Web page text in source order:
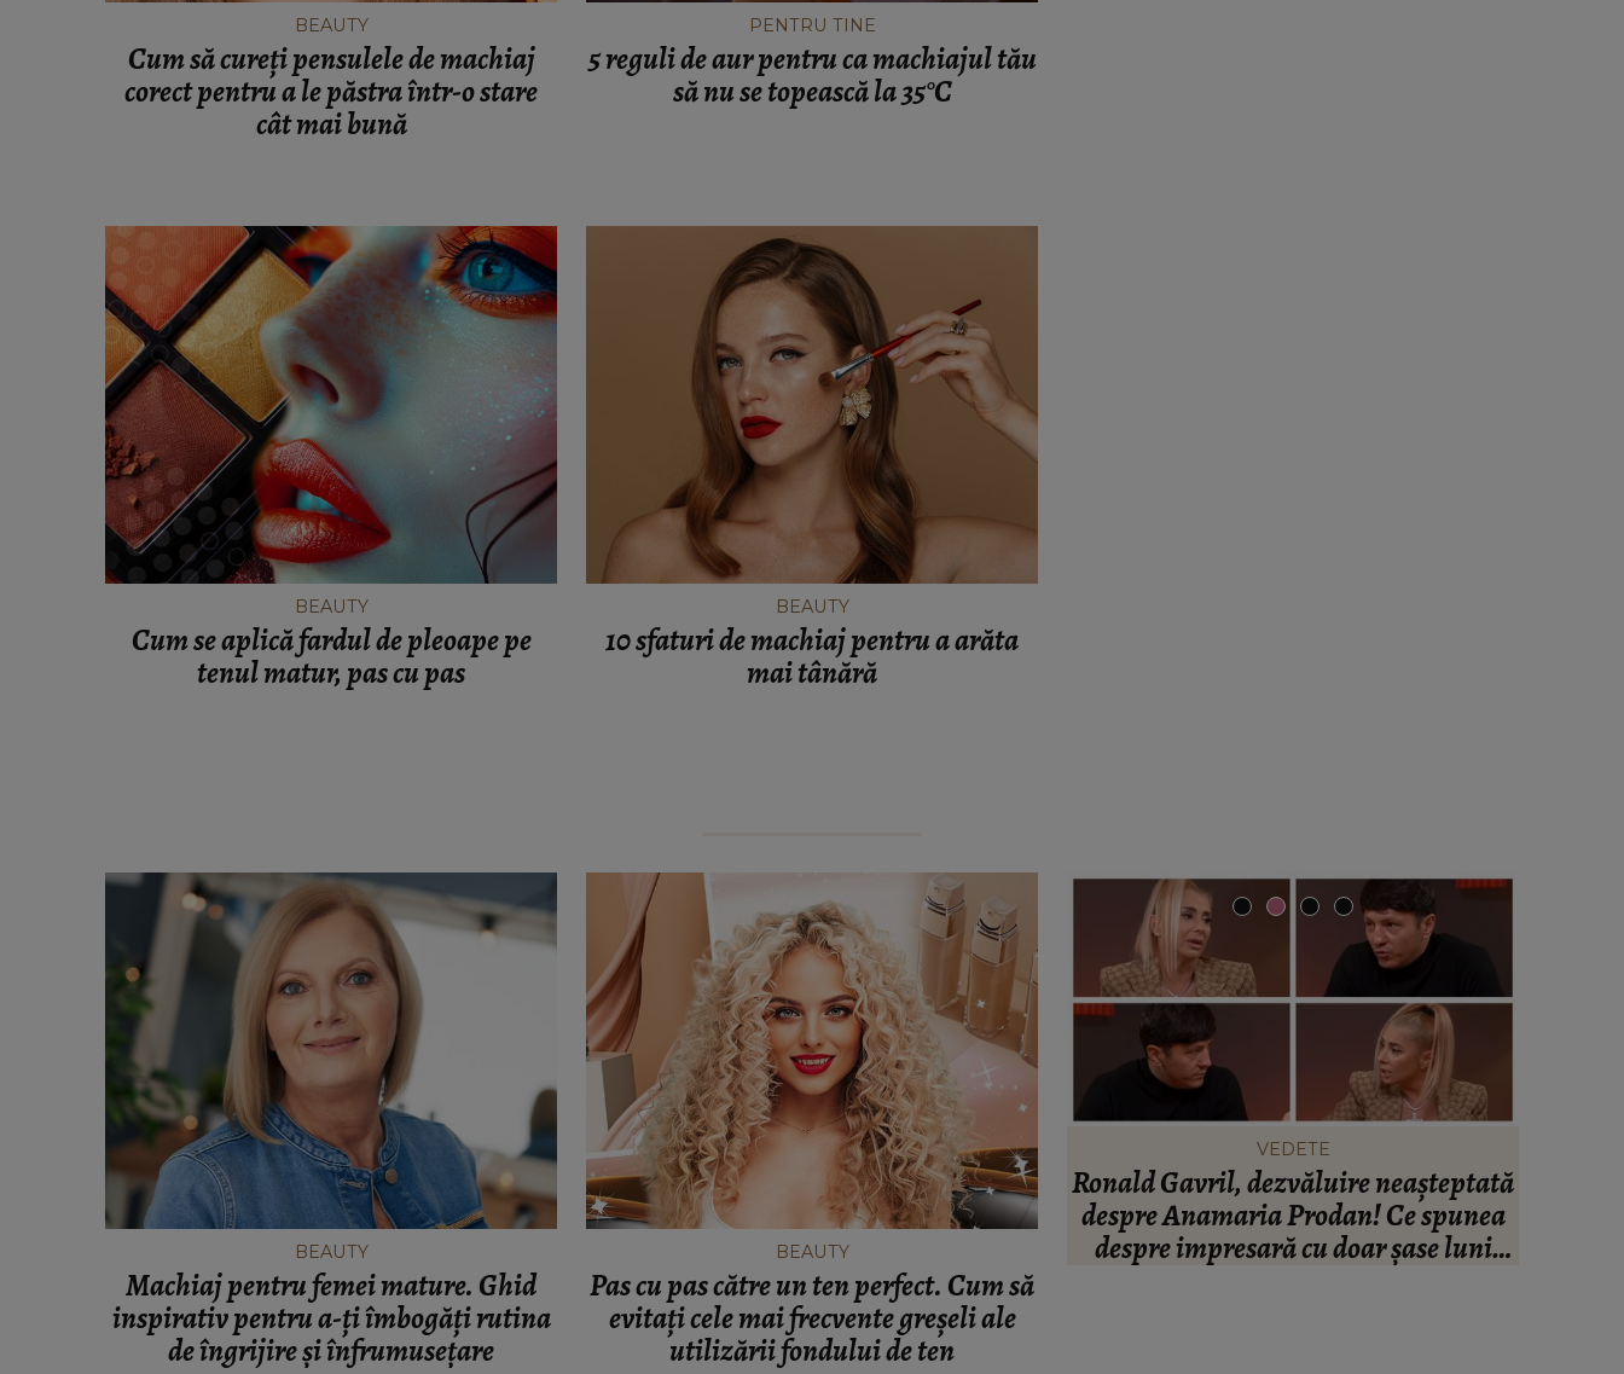
BEAUTY
Cum să cureți pensulele de machiaj
corect pentru a le păstra într-o stare
cât mai bună
PENTRU TINE
5 reguli de aur pentru ca machiajul tău
să nu se topească la 35°C
BEAUTY
Cum se aplică fardul de pleoape pe
tenul matur, pas cu pas
BEAUTY
10 sfaturi de machiaj pentru a arăta
mai tânără
BEAUTY
Machiaj pentru femei mature. Ghid
inspirativ pentru a-ți îmbogăți rutina
de îngrijire și înfrumusețare
BEAUTY
Pas cu pas către un ten perfect. Cum să
evitați cele mai frecvente greșeli ale
utilizării fondului de ten
INFORMATIILE ZILEI
Când vor putea intra locatarii în blocul
din Rahova, la aproape 10 luni de la
explozie. Ciprian Ciucu a făcut
anunțul: „Partea de deasupra zonei
afectate va fi...”
HOROSCOP
Horoscop 9 august 2026: O zodie simte
nevoia să iasă din rutină
VEDETE
Ronald Gavril, dezvăluire neașteptată
despre Anamaria Prodan! Ce spunea
despre impresară cu doar șase luni